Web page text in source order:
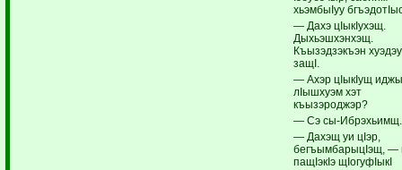
хьэмбыIуу
— Дахэ цIыкIухэщ.
Дыхьэшхэнхэщ.
Къызэдзэкъэн
защI.
— Ахэр цIыкIущ
лIышхуэм хэт
къызэроджэр?
— Сэ сы-Ибрэхьимщ.
— Дахэщ уи цIэр,
бегъымбарыцIэщ, —
пащIэкIэ щIогуфIыкI